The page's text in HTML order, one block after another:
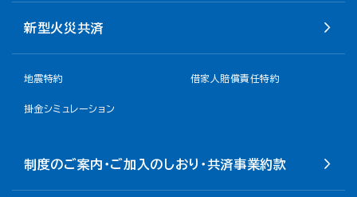
新型火災共済
地震特約 借家人賠償責任特約
掛金シミュレーション
制度のご案内・ご加入のしおり・共済事業約款